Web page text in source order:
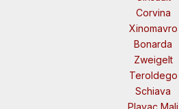
Corvina
Xinomavro
Bonarda
Zweigelt
Teroldego
Schiava
Plavac Mali